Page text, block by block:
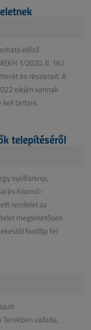
előző
1/2020. (I. 16.)
és részleteit. A
elején vannak
kell tartani.
telepítéséről
nyúlfarknyi,
és Közmű-
rendelet az
meglehetősen
fordítja fel
Tervében vállalta,